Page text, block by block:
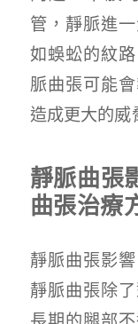
管，靜脈進
如蜈蚣的紋
脈曲張可能
造成更大的威
靜脈曲張
曲張治療
靜脈曲張影
靜脈曲張除